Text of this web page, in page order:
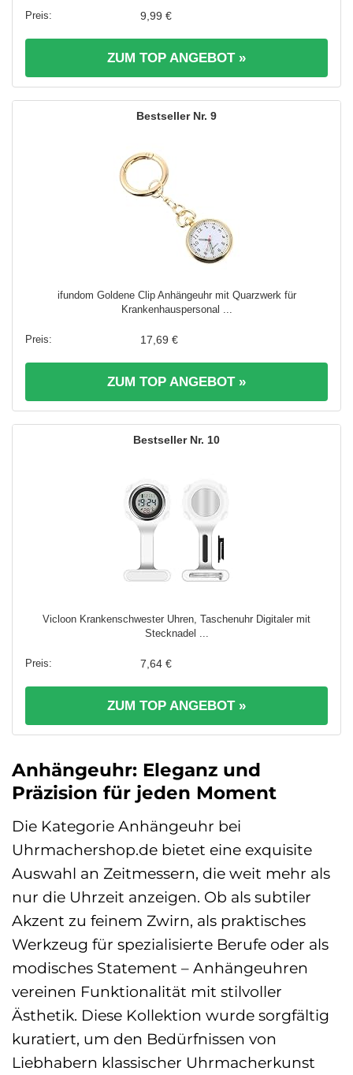
9,99 €
ZUM TOP ANGEBOT »
9
ifundom Goldene Clip Anhängeuhr mit Quarzwerk für
Krankenhauspersonal ...
17,69 €
ZUM TOP ANGEBOT »
10
Vicloon Krankenschwester Uhren, Taschenuhr Digitaler mit
Stecknadel ...
7,64 €
ZUM TOP ANGEBOT »
Anhängeuhr: Eleganz und
Präzision für jeden Moment
Die Kategorie Anhängeuhr bei
Uhrmachershop.de bietet eine exquisite
Auswahl an Zeitmessern, die weit mehr als
nur die Uhrzeit anzeigen. Ob als subtiler
Akzent zu feinem Zwirn, als praktisches
Werkzeug für spezialisierte Berufe oder als
modisches Statement – Anhängeuhren
vereinen Funktionalität mit stilvoller
Ästhetik. Diese Kollektion wurde sorgfältig
kuratiert, um den Bedürfnissen von
Liebhabern klassischer Uhrmacherkunst